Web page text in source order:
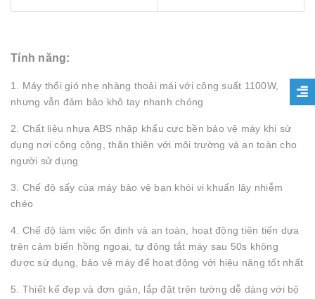
Tính năng:
1. Máy thổi gió nhẹ nhàng thoải mái với công suất 1100W,
nhưng vẫn đảm bảo khô tay nhanh chóng
2. Chất liệu nhựa ABS nhập khẩu cực bền bảo vệ máy khi sử
dụng nơi công cộng, thân thiện với môi trường và an toàn cho
người sử dụng
3. Chế độ sấy của máy bảo vệ bạn khỏi vi khuẩn lây nhiễm
chéo
4. Chế độ làm việc ổn định và an toàn, hoạt động tiên tiến dựa
trên cảm biến hồng ngoại, tự động tắt máy sau 50s không
được sử dụng, bảo vệ máy để hoạt động với hiệu năng tốt nhất
5. Thiết kế đẹp và đơn giản, lắp đặt trên tường dễ dàng với bộ